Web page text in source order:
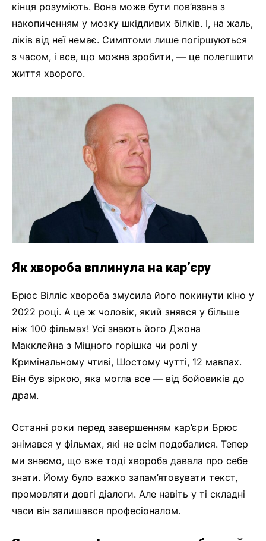
кінця розуміють. Вона може бути пов’язана з
накопиченням у мозку шкідливих білків. І, на жаль,
ліків від неї немає. Симптоми лише погіршуються
з часом, і все, що можна зробити, — це полегшити
життя хворого.
Як хвороба вплинула на кар’єру
Брюс Вілліс хвороба змусила його покинути кіно у
2022 році. А це ж чоловік, який знявся у більше
ніж 100 фільмах! Усі знають його Джона
Макклейна з Міцного горішка чи ролі у
Кримінальному чтиві, Шостому чутті, 12 мавпах.
Він був зіркою, яка могла все — від бойовиків до
драм.
Останні роки перед завершенням кар’єри Брюс
знімався у фільмах, які не всім подобалися. Тепер
ми знаємо, що вже тоді хвороба давала про себе
знати. Йому було важко запам’ятовувати текст,
промовляти довгі діалоги. Але навіть у ті складні
часи він залишався професіоналом.